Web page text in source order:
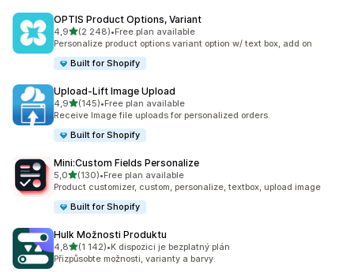
OPTIS Product Options, Variant
4,9z 5 hvězd
(2 248)
Celkový počet recenzí: 2248
•Free plan available
Personalize product options variant option w/ text box, add on
Built for Shopify
Upload‑Lift Image Upload
4,9z 5 hvězd
(145)
Celkový počet recenzí: 145
•Free plan available
Receive Image file uploads for personalized orders.
Built for Shopify
Mini:Custom Fields Personalize
5,0z 5 hvězd
(130)
Celkový počet recenzí: 130
•Free plan available
Product customizer, custom, personalize, textbox, upload image
Built for Shopify
Hulk Možnosti Produktu
4,8z 5 hvězd
(1 142)
Celkový počet recenzí: 1142
•K dispozici je bezplatný plán
Přizpůsobte možnosti, varianty a barvy.